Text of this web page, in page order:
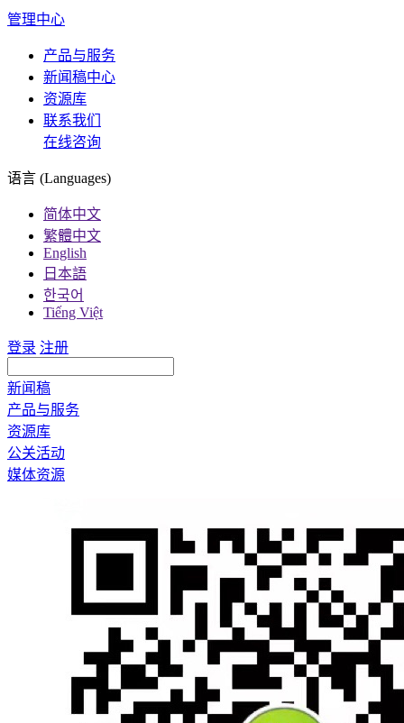
管理中心
产品与服务
新闻稿中心
资源库
联系我们
在线咨询
语言 (Languages)
简体中文
繁體中文
English
日本語
한국어
Tiếng Việt
登录 注册
新闻稿
产品与服务
资源库
公关活动
媒体资源